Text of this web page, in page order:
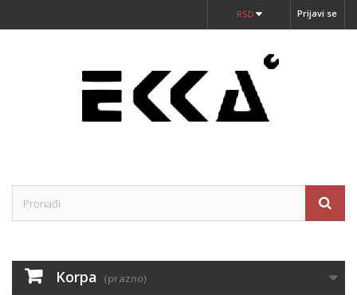
Prijavi se
RSD
Korpa (prazno)